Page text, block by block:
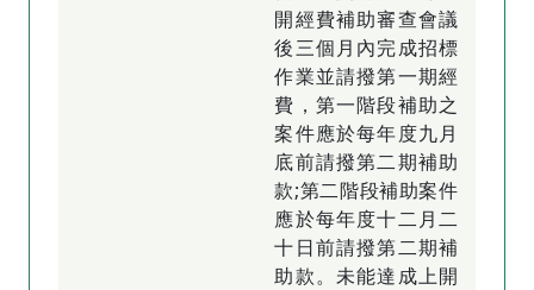
開經費補助審查會議
後三個月內完成招標
作業並請撥第一期經
費，第一階段補助之
案件應於每年度九月
底前請撥第二期補助
款;第二階段補助案件
應於每年度十二月二
十日前請撥第二期補
助款。未能達成上開